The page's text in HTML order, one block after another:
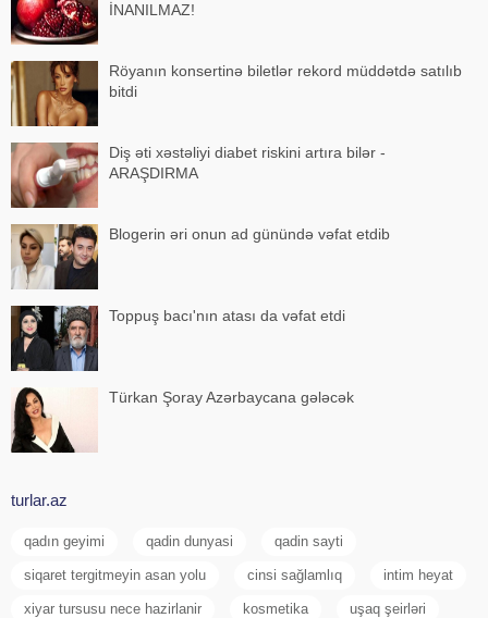
İNANILMAZ!
Röyanın konsertinə biletlər rekord müddətdə satılıb
bitdi
Diş əti xəstəliyi diabet riskini artıra bilər -
ARAŞDIRMA
Blogerin əri onun ad günündə vəfat etdib
Toppuş bacı'nın atası da vəfat etdi
Türkan Şoray Azərbaycana gələcək
turlar.az
qadın geyimi qadin dunyasi qadin sayti
siqaret tergitmeyin asan yolu cinsi sağlamlıq intim heyat
xiyar tursusu nece hazirlanir kosmetika uşaq şeirləri